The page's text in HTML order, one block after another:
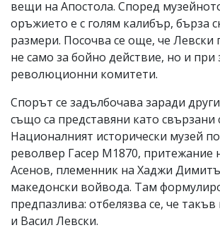
вещи на Апостола. Според
оръжието е с голям калибър, бърза
размери. Посочва се още, че Левски
не само за бойно действие, но и при
революционни комитети.
Спорът се задълбочава заради
също са представяни като свързани
Националният исторически музей
револвер Гасер М1870, притежание
Асенов, племенник на Хаджи
македонски войвода. Там
предпазлива: отбелязва се, че
и Васил Левски.